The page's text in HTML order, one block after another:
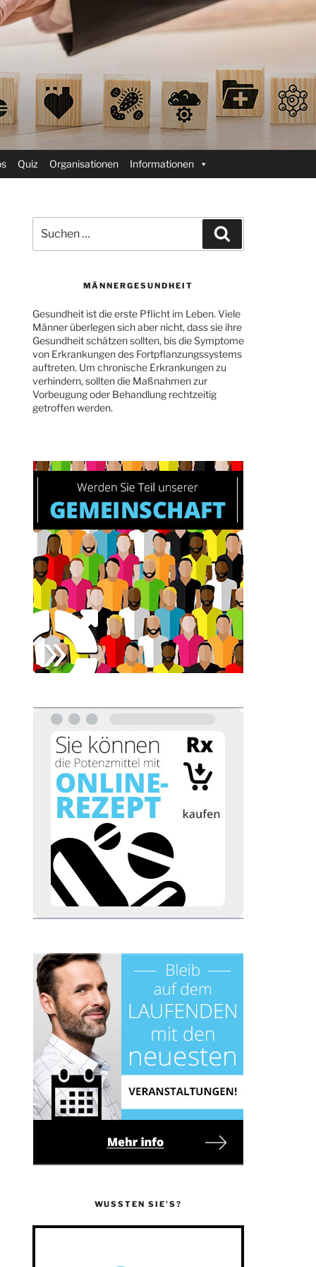
Quiz Organisationen Informationen
MÄNNERGESUNDHEIT
Gesundheit ist die erste Pflicht im Leben. Viele
Männer überlegen sich aber nicht, dass sie ihre
Gesundheit schätzen sollten, bis die Symptome
von Erkrankungen des Fortpflanzungssystems
auftreten. Um chronische Erkrankungen zu
verhindern, sollten die Maßnahmen zur
Vorbeugung oder Behandlung rechtzeitig
getroffen werden.
WUSSTEN SIE’S?